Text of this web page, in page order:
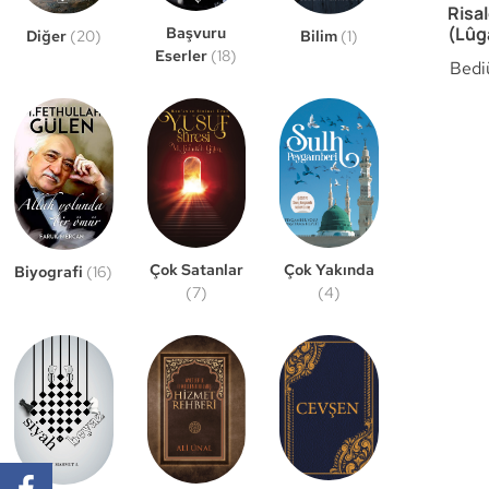
Diğer (20)
Başvuru
Eserler (18)
Bilim (1)
Biyografi (16)
Çok Satanlar
(7)
Çok Yakında
(4)